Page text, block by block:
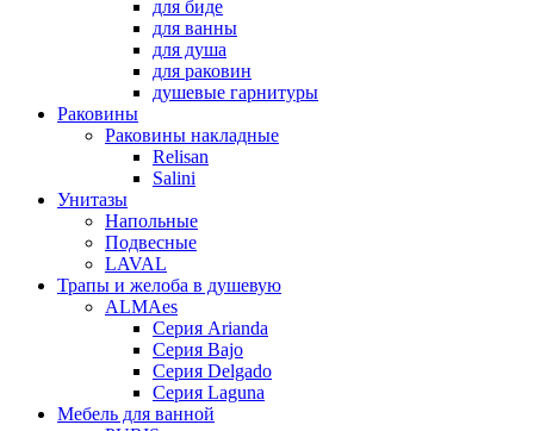
для биде
для ванны
для душа
для раковин
душевые гарнитуры
Раковины
Раковины накладные
Relisan
Salini
Унитазы
Напольные
Подвесные
LAVAL
Трапы и желоба в душевую
ALMAes
Серия Arianda
Серия Bajo
Серия Delgado
Серия Laguna
Мебель для ванной